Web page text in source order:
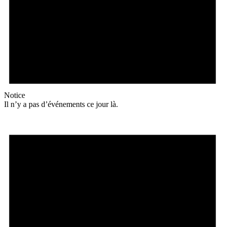
Notice
Il n’y a pas d’événements ce jour là.